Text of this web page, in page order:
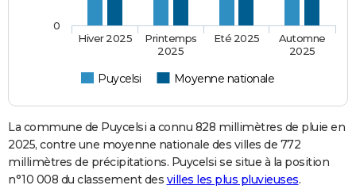
Puycelsi Moyenne nationale
Hiver 2025
Printemps
2025
Eté 2025
Automne
2025
0
La commune de Puycelsi a connu 828 millimètres de pluie en
2025, contre une moyenne nationale des villes de 772
millimètres de précipitations. Puycelsi se situe à la position
n°10 008 du classement des villes les plus pluvieuses.